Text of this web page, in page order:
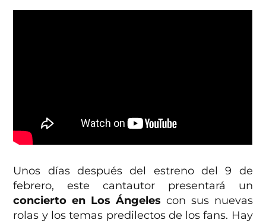
Unos días después del estreno del 9 de
febrero, este cantautor presentará un
concierto en Los Ángeles con sus nuevas
rolas y los temas predilectos de los fans. Hay